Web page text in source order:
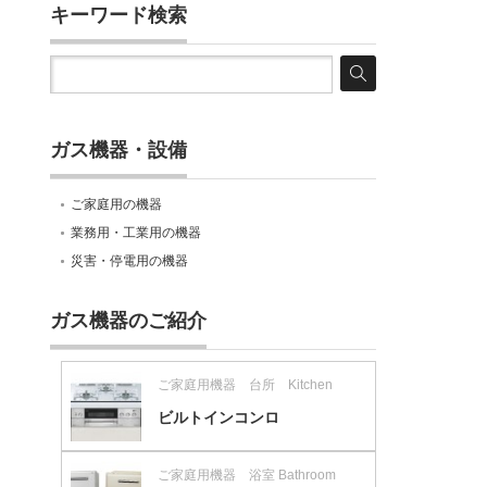
キーワード検索
ガス機器・設備
ご家庭用の機器
業務用・工業用の機器
災害・停電用の機器
ガス機器のご紹介
ご家庭用機器 台所 Kitchen
ビルトインコンロ
ご家庭用機器 浴室 Bathroom